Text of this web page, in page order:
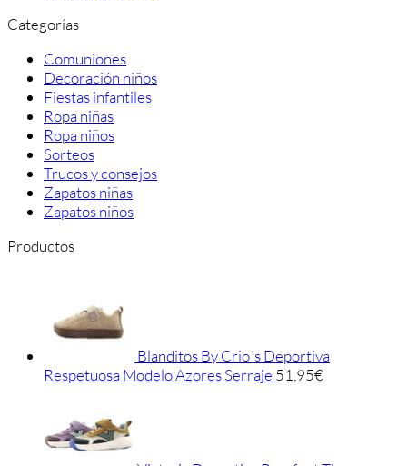
Categorías
Comuniones
Decoración niños
Fiestas infantiles
Ropa niñas
Ropa niños
Sorteos
Trucos y consejos
Zapatos niñas
Zapatos niños
Productos
Blanditos By Crio´s Deportiva
Respetuosa Modelo Azores Serraje 51,95€